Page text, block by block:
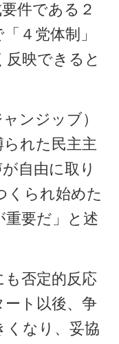
件である２
４党体制」
映できると
ンジッブ）
れた民主主
自由に取り
くられ始めた
重要だ」と述
否定的反応
ト以後、争
くなり、妥協